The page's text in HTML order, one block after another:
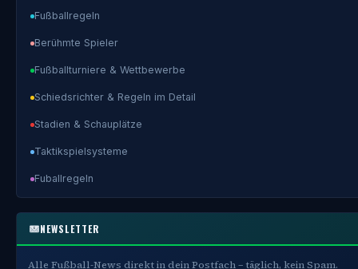
Fußballregeln
Berühmte Spieler
Fußballturniere & Wettbewerbe
Schiedsrichter & Regeln im Detail
Stadien & Schauplätze
Taktikspielsysteme
Fuballregeln
NEWSLETTER
Alle Fußball-News direkt in dein Postfach – täglich, kein Spam.